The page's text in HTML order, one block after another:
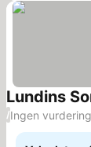
Lundins
/Ingen